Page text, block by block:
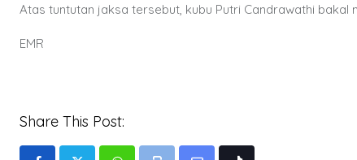
Atas tuntutan jaksa tersebut, kubu Putri Candrawathi
EMR
Share This Post: